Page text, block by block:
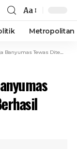
Aa
Metropolitan
Ditembak, Polisi Berhasil Tangkap Pelaku